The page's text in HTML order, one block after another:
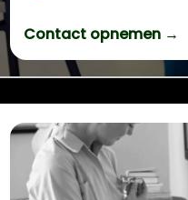
Contact opnemen →